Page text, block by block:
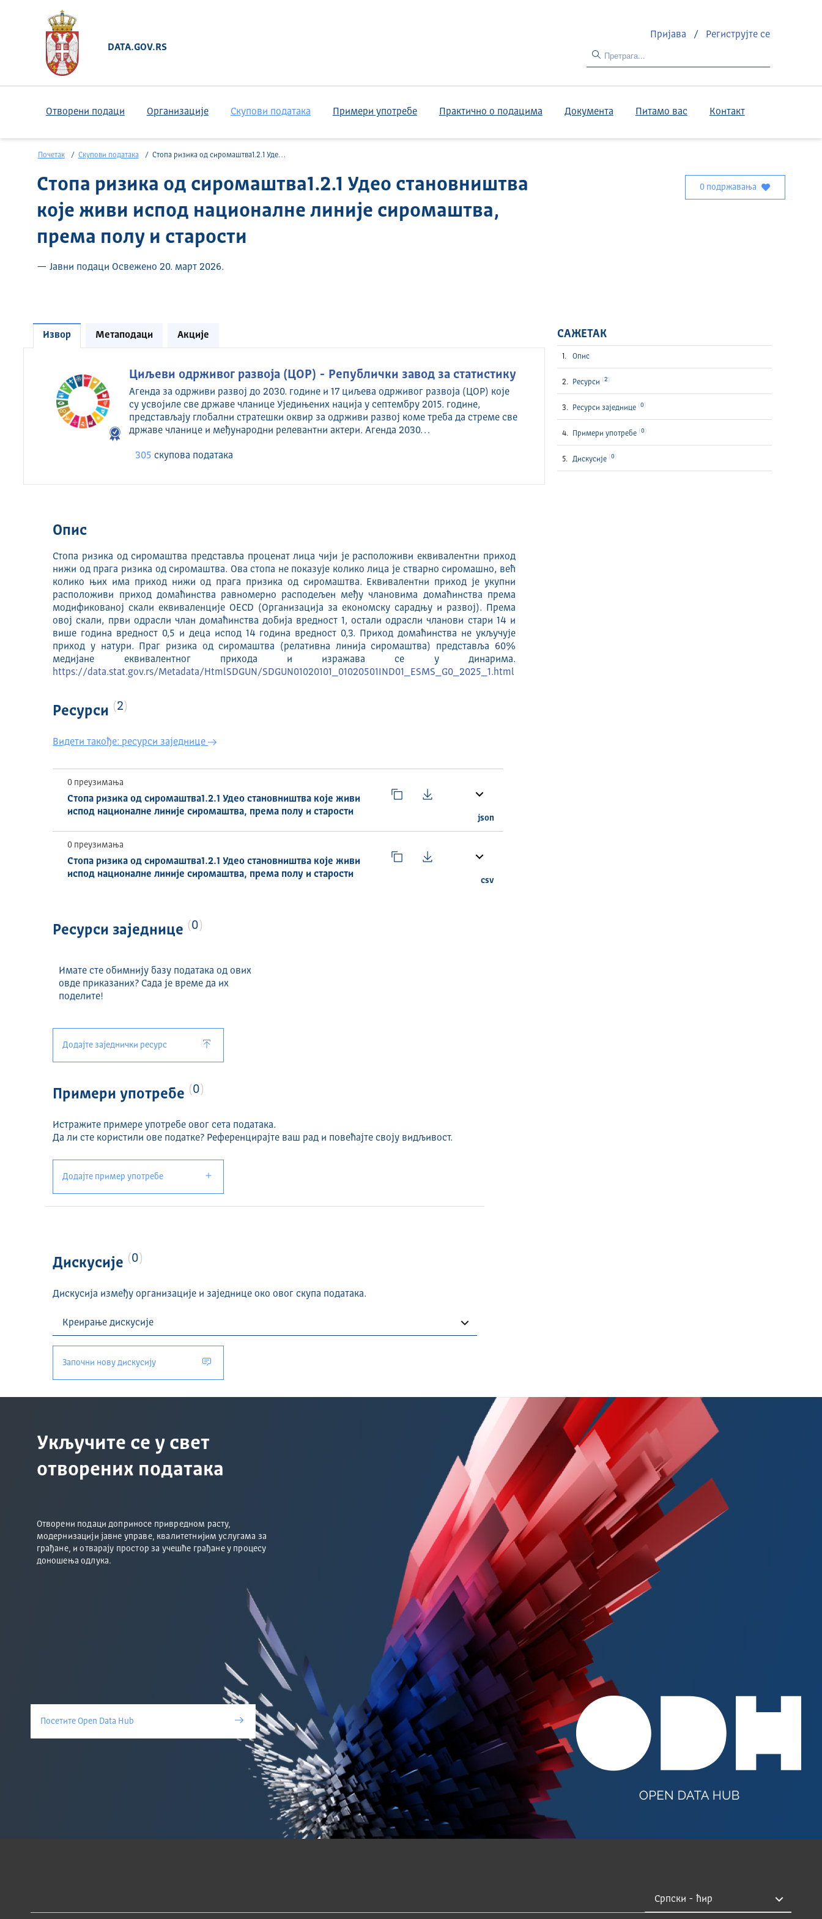
DATA.GOV.RS
Пријава / Региструјте се
Отворени подаци Организације Скупови података Примери употребе Практично о подацима Документа Питамо вас Контакт
Почетак Скупови података Стопа ризика од сиромаштва1.2.1 Удео становништва које живи испод националне линије сиромаштва, према полу и старости
Стопа ризика од сиромаштва1.2.1 Удео становништва
које живи испод националне линије сиромаштва,
према полу и старости
— Јавни подаци Освежено 20. март 2026.
0 подржавања
Извор Метаподаци Акције
Циљеви одрживог развоја (ЦОР) - Републички завод за статистику
Агенда за одрживи развој до 2030. године и 17 циљева одрживог развоја (ЦОР) које
су усвојиле све државе чланице Уједињених нација у септембру 2015. године,
представљају глобални стратешки оквир за одрживи развој коме треба да стреме све
државе чланице и међународни релевантни актери. Агенда 2030…
305 скуповa података
Опис
Стопа ризика од сиромаштва представља проценат лица чији је расположиви еквивалентни приход
нижи од прага ризика од сиромаштва. Ова стопа не показује колико лица је стварно сиромашно, већ
колико њих има приход нижи од прага призика од сиромаштва. Еквивалентни приход је укупни
расположиви приход домаћинства равномерно расподељен међу члановима домаћинства према
модификованој скали еквиваленције OECD (Организација за економску сарадњу и развој). Према
овој скали, први одрасли члан домаћинства добија вредност 1, остали одрасли чланови стари 14 и
више година вредност 0,5 и деца испод 14 година вредност 0,3. Приход домаћинства не укључује
приход у натури. Праг ризика од сиромаштва (релативна линија сиромаштва) представља 60%
медијане еквивалентног прихода и изражава се у динарима.
https://data.stat.gov.rs/Metadata/HtmlSDGUN/SDGUN01020101_01020501IND01_ESMS_G0_2025_1.html
Ресурси 2
Видети такође: ресурси заједнице
0 преузимања
Стопа ризика од сиромаштва1.2.1 Удео становништва које живи
испод националне линије сиромаштва, према полу и старости
json
0 преузимања
Стопа ризика од сиромаштва1.2.1 Удео становништва које живи
испод националне линије сиромаштва, према полу и старости
csv
Ресурси заједнице 0
Имате сте обимнију базу података од ових
овде приказаних? Сада је време да их
поделите!
Додајте заједнички ресурс
Примери употребе 0
Истражите примере употребе овог сета података.
Да ли сте користили ове податке? Референцирајте ваш рад и повећајте своју видљивост.
Додајте пример употребе
Дискусије 0
Дискусија између организације и заједнице око овог скупа података.
Започни нову дискусију
САЖЕТАК
Опис
Ресурси 2
Ресурси заједнице 0
Примери употребе 0
Дискусије 0
Укључите се у свет
отворених података
Отворени подаци доприносе привредном расту,
модернизацији јавне управе, квалитетнијим услугама за
грађане, и отварају простор за учешће грађане у процесу
доношења одлука.
Посетите Open Data Hub